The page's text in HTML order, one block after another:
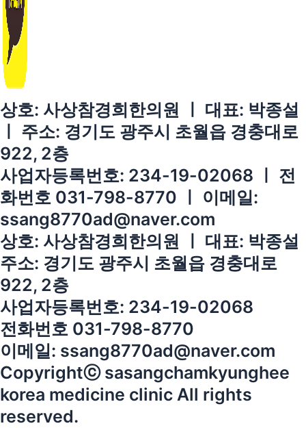
상호: 사상참경희한의원 ㅣ 대표: 박종설
ㅣ 주소: 경기도 광주시 초월읍 경충대로
922, 2층
사업자등록번호: 234-19-02068 ㅣ 전
화번호 031-798-8770 ㅣ 이메일:
ssang8770ad@naver.com
상호: 사상참경희한의원 ㅣ 대표: 박종설
주소: 경기도 광주시 초월읍 경충대로
922, 2층
사업자등록번호: 234-19-02068
전화번호 031-798-8770
이메일: ssang8770ad@naver.com
Copyrightⓒ sasangchamkyunghee
korea medicine clinic All rights
reserved.